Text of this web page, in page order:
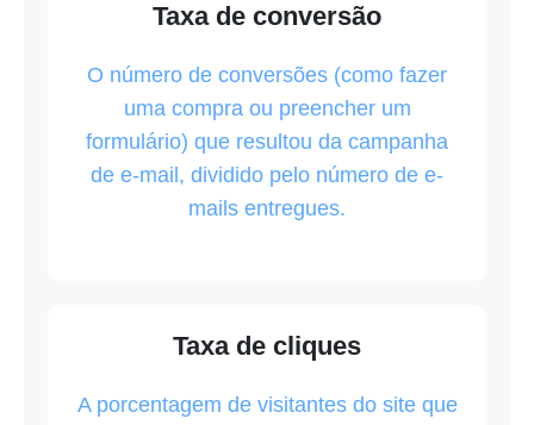
Taxa de conversão
O número de conversões (como fazer
uma compra ou preencher um
formulário) que resultou da campanha
de e-mail, dividido pelo número de e-
mails entregues.
Taxa de cliques
A porcentagem de visitantes do site que